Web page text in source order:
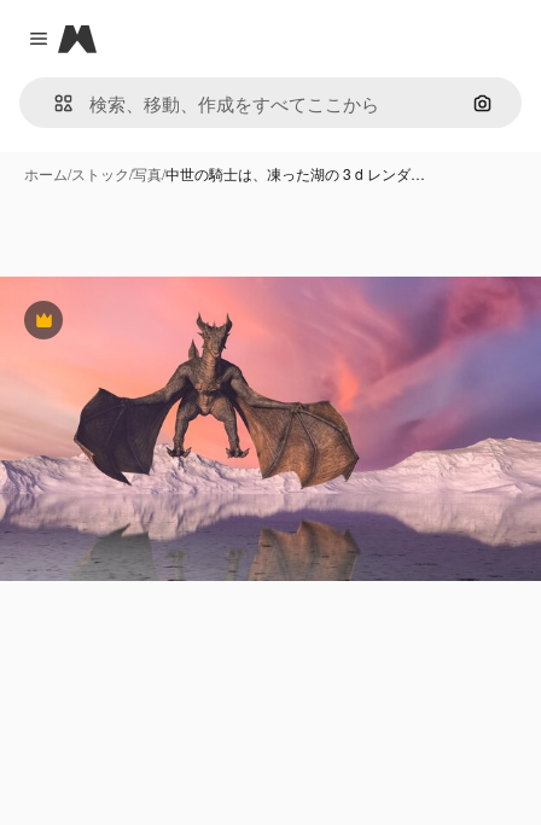
Close menu
Magnific
画像で
ホーム/ストック/写真/中世の騎士は、凍った湖の 3 d レンダ…
Premium